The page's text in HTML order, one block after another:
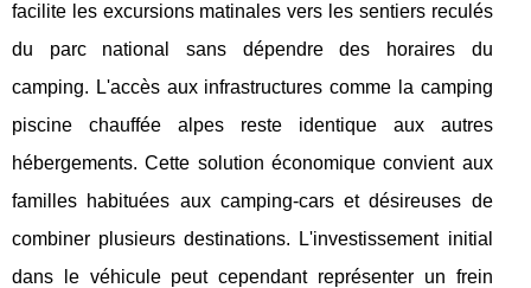
facilite les excursions matinales vers les sentiers reculés
du parc national sans dépendre des horaires du
camping. L'accès aux infrastructures comme la camping
piscine chauffée alpes reste identique aux autres
hébergements. Cette solution économique convient aux
familles habituées aux camping-cars et désireuses de
combiner plusieurs destinations. L'investissement initial
dans le véhicule peut cependant représenter un frein